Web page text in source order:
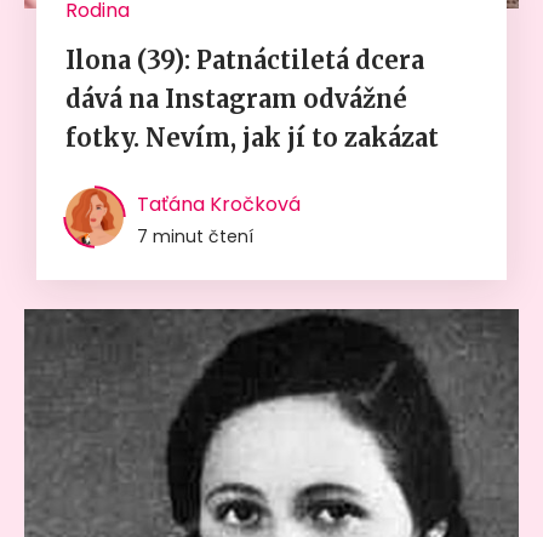
Rodina
Ilona (39): Patnáctiletá dcera
dává na Instagram odvážné
fotky. Nevím, jak jí to zakázat
Taťána Kročková
7 minut čtení